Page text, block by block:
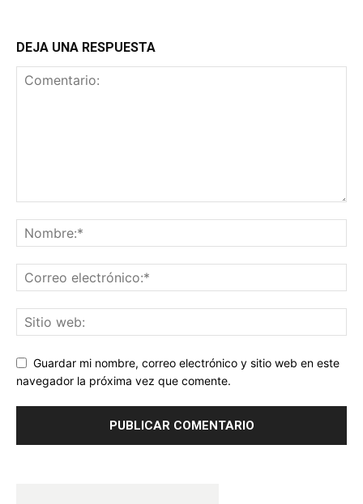
DEJA UNA RESPUESTA
Guardar mi nombre, correo electrónico y sitio web en este
navegador la próxima vez que comente.